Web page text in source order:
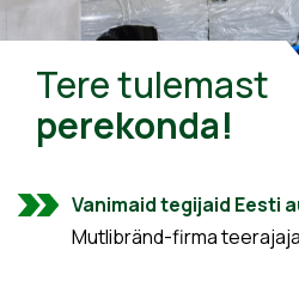
Tere tulemast
perekonda!
Vanimaid tegijaid Eesti
Mutlibränd-firma